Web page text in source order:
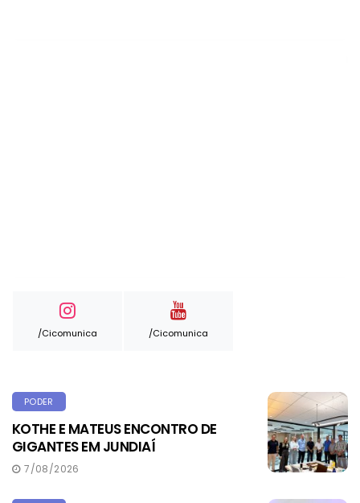
/cicomunica /cicomunica
PODER
KOTHE E MATEUS ENCONTRO DE
GIGANTES EM JUNDIAÍ
7/08/2026